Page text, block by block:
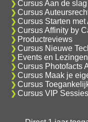
Cursus Aan de
Cursus
Cursus Starten met
Cursus Affinity by
Productreviews
Cursus Nieuwe
Events en Lezingen
Cursus Photofacts
Cursus Maak je
Cursus
Cursus VIP Sessies